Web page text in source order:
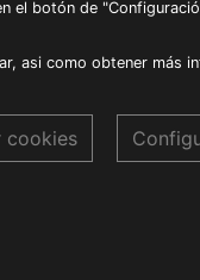
el botón de
asi como obtener más
cookies